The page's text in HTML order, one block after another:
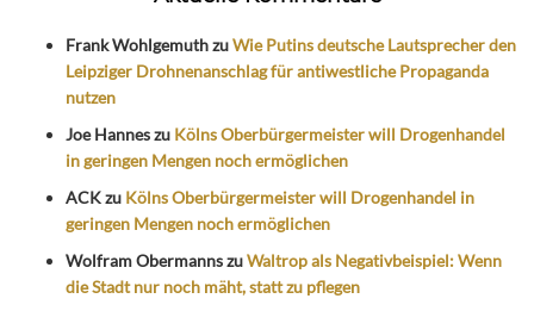
Frank WohlgemuthzuWie Putins deutsche Lautsprecher den
Leipziger Drohnenanschlag für antiwestliche Propaganda
nutzen
Joe Hanneszu Kölns Oberbürgermeister will Drogenhandel
in geringen Mengen noch ermöglichen
ACKzu Kölns Oberbürgermeister will Drogenhandel in
geringen Mengen noch ermöglichen
Wolfram ObermannszuWaltrop als Negativbeispiel: Wenn
die Stadt nur noch mäht, statt zu pflegen